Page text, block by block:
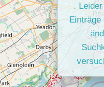
.
Einträge